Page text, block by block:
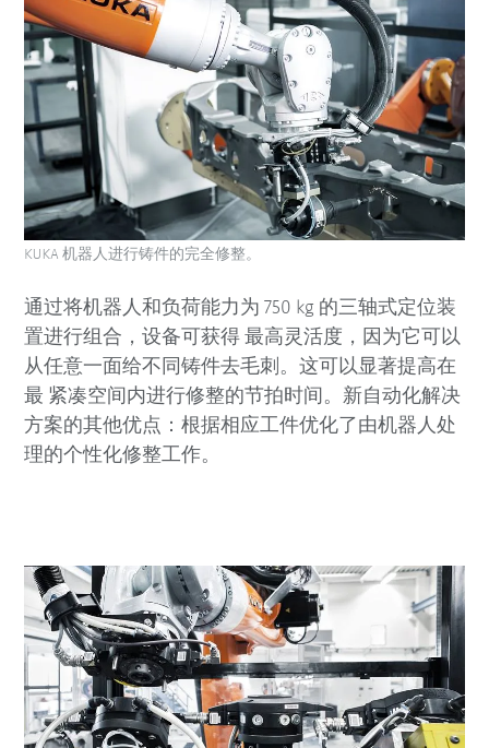
通过将机器人和负荷能力为 750 kg 的三轴式定位装
置进行组合，设备可获得 最高灵活度，因为它可以
从任意一面给不同铸件去毛刺。这可以显著提高在
最 紧凑空间内进行修整的节拍时间。新自动化解决
方案的其他优点：根据相应工件优化了由机器人处
理的个性化修整工作。
KUKA 机器人进行铸件的完全修整。